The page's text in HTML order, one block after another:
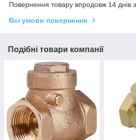
Повернення товару впродовж 14 днів
Всі умови повернення
Подібні товари компанії